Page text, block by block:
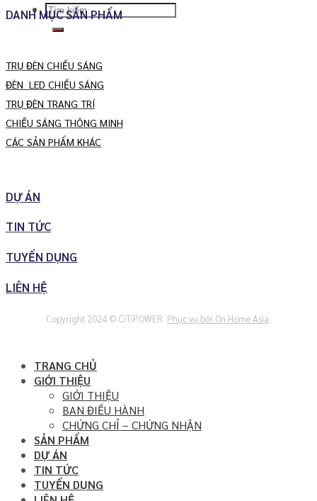
Search
for:
DANH MỤC SẢN PHẨM
TRỤ ĐÈN CHIẾU SÁNG
ĐÈN LED CHIẾU SÁNG
TRỤ ĐÈN TRANG TRÍ
CHIẾU SÁNG THÔNG MINH
CÁC SẢN PHẨM KHÁC
DỰ ÁN
TIN TỨC
TUYỂN DỤNG
LIÊN HỆ
Copyright 2024 © CiTiPOWER Phục vụ bởi On Home Asia.
TRANG CHỦ
GIỚI THIỆU
GIỚI THIỆU
BAN ĐIỀU HÀNH
CHỨNG CHỈ – CHỨNG NHẬN
SẢN PHẨM
DỰ ÁN
TIN TỨC
TUYỂN DỤNG